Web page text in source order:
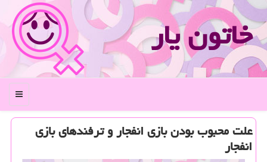
خاتون یار
منو
علت محبوب بودن بازی انفجار و ترفندهای بازی
انفجار